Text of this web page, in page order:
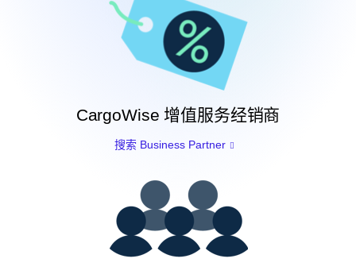
CargoWise 增值服务经销商
搜索 Business Partner